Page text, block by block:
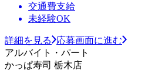
交通費支給
未経験OK
詳細を見る
応募画面に進む
アルバイト・パート
かっぱ寿司 栃木店